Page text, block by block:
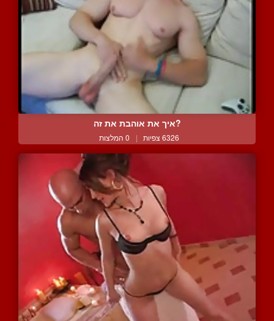
?איך את אוהבת את זה
6326 צפיות | 0 המלצות